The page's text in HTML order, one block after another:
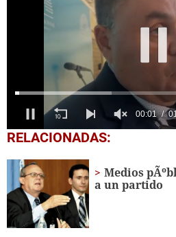
0
seconds
minute,
20
seconds
RELACIONADAS:
Medios
a un partido